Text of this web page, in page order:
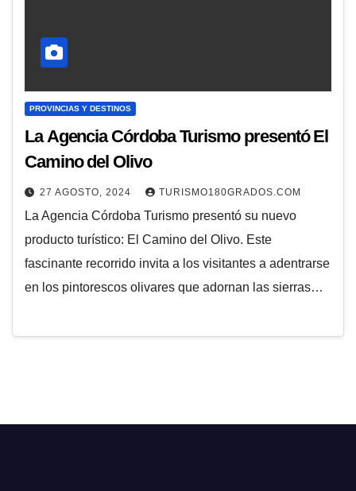
PROVINCIAS Y DESTINOS
La Agencia Córdoba Turismo presentó El
Camino del Olivo
27 AGOSTO, 2024 TURISMO180GRADOS.COM
La Agencia Córdoba Turismo presentó su nuevo
producto turístico: El Camino del Olivo. Este
fascinante recorrido invita a los visitantes a adentrarse
en los pintorescos olivares que adornan las sierras…